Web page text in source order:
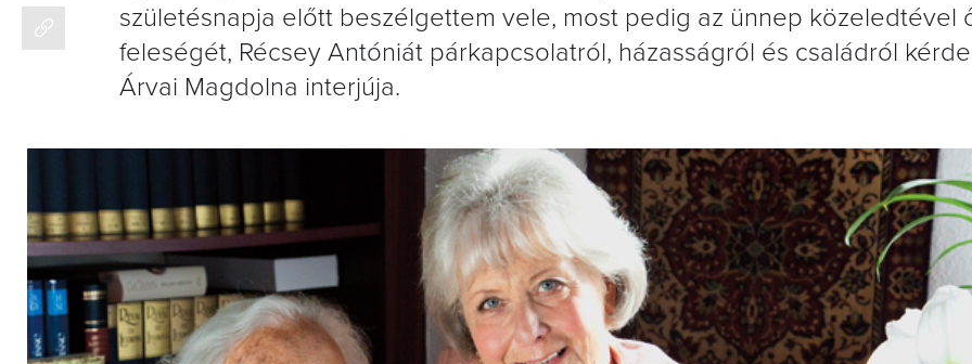
születésnapja előtt beszélgettem vele, most pedig az ünnep közeledtével
feleségét, Récsey Antóniát párkapcsolatról, házasságról és családról
Árvai Magdolna interjúja.